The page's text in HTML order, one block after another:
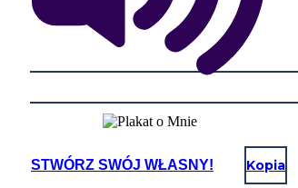
STWÓRZ SWÓJ WŁASNY! Kopia